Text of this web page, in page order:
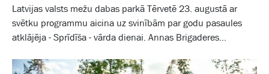
Latvijas valsts mežu dabas parkā Tērvetē 23. augustā ar
svētku programmu aicina uz svinībām par godu pasaules
atklājēja - Sprīdīša - vārda dienai. Annas Brigaderes...